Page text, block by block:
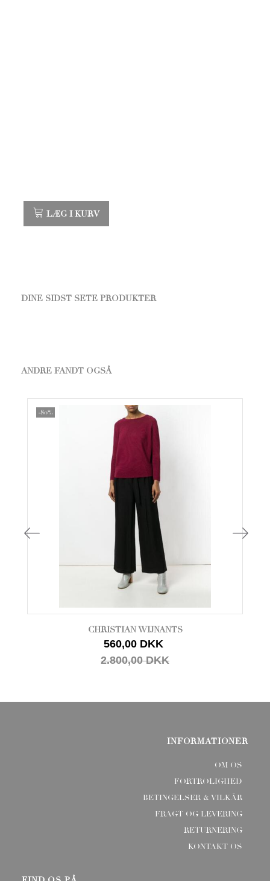
LÆG I KURV
DINE SIDST SETE PRODUKTER
ANDRE FANDT OGSÅ
-80%
CHRISTIAN WIJNANTS
560,00 DKK
2.800,00 DKK
INFORMATIONER
OM OS
FORTROLIGHED
BETINGELSER & VILKÅR
FRAGT OG LEVERING
RETURNERING
KONTAKT OS